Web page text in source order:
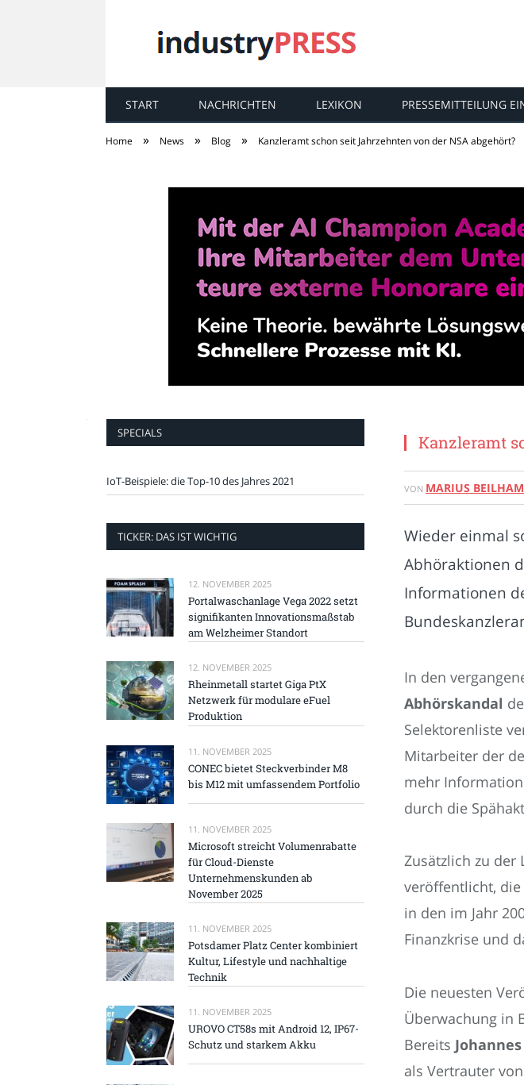
industryPRESS
START NACHRICHTEN LEXIKON PRESSEMITTEILUNG
Home » News » Blog » Kanzleramt schon seit Jahrzehnten von der NSA abgehört?
Kanzleramt
VON MARIUS
Wieder einmal
Abhöraktionen
Informationen
In den
Abhörskandal
Selektorenliste
Mitarbeiter der
mehr
durch die
Zusätzlich zu der
veröffentlicht,
in den im Jahr
Finanzkrise und
Die neuesten
Überwachung in
Bereits
als Vertrauter von
SPECIALS
IoT-Beispiele: die Top-10 des Jahres 2021
TICKER: DAS IST WICHTIG
12. NOVEMBER 2025
Portalwaschanlage Vega 2022 setzt
signifikanten Innovationsmaßstab
am Welzheimer Standort
12. NOVEMBER 2025
Rheinmetall startet Giga PtX
Netzwerk für modulare eFuel
Produktion
11. NOVEMBER 2025
CONEC bietet Steckverbinder M8
bis M12 mit umfassendem Portfolio
11. NOVEMBER 2025
Microsoft streicht Volumenrabatte
für Cloud-Dienste
Unternehmenskunden ab
November 2025
11. NOVEMBER 2025
Potsdamer Platz Center kombiniert
Kultur, Lifestyle und nachhaltige
Technik
11. NOVEMBER 2025
UROVO CT58s mit Android 12, IP67-
Schutz und starkem Akku